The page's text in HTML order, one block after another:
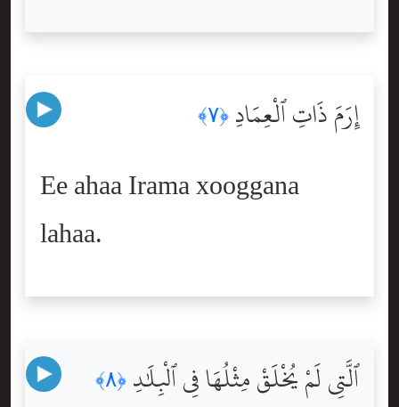
إِرَمَ ذَاتِ ٱلْعِمَادِ ﴿٧﴾
Ee ahaa Irama xooggana
lahaa.
ٱلَّتِى لَمْ يُخْلَقْ مِثْلُهَا فِى ٱلْبِلَٰدِ ﴿٨﴾